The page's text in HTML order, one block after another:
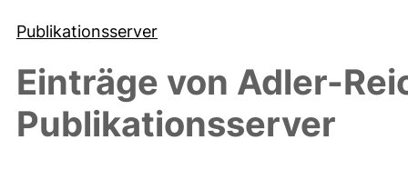
Publikationsserver
Einträge von Adler-
Publikationsserver